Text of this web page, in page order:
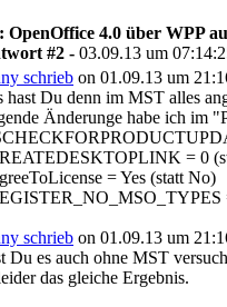
OpenOffice 4.0 über WPP
#2 - 03.09.13 um
schrieb on 01.09.13 um
hast Du denn im MST alles
Änderunge habe ich im
= 0
= Yes (statt No)
schrieb on 01.09.13 um
Du es auch ohne MST
das gleiche Ergebnis.